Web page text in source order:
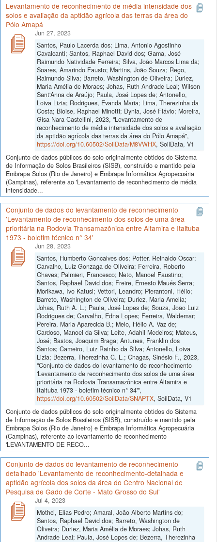
Levantamento de reconhecimento de média intensidade dos
solos e avaliação da aptidão agrícola das terras da área do
Pólo Amapá
Jun 27, 2023
Santos, Paulo Lacerda dos; Lima, Antonio Agostinho
Cavalcanti; Santos, Raphael David dos; Gama, José
Raimundo Natividade Ferreira; Silva, João Marcos Lima da;
Soares, Amarindo Fausto; Martins, João Souza; Rego,
Raimundo Silva; Barreto, Washington de Oliveira; Duriez,
Maria Amélia de Moraes; Johas, Ruth Andrade Leal; Wilson
Sant'Anna de Araújo; Paula, José Lopes de; Antonello,
Loiva Lizia; Rodrigues, Evanda Maria; Lima, Therezinha da
Costa; Bloise, Raphael Minotti; Dynia, José Flávio; Moreira,
Gisa Nara Castellini, 2023, "Levantamento de
reconhecimento de média intensidade dos solos e avaliação
da aptidão agrícola das terras da área do Pólo Amapá",
https://doi.org/10.60502/SoilData/M8VWHX, SoilData, V1
Conjunto de dados públicos do solo originalmente obtidos do Sistema
de Informação de Solos Brasileiros (SISB), construído e mantido pela
Embrapa Solos (Rio de Janeiro) e Embrapa Informática Agropecuária
(Campinas), referente ao 'Levantamento de reconhecimento de média
intensidade...
Conjunto de dados do levantamento de reconhecimento
'Levantamento de reconhecimento dos solos de uma área
prioritária na Rodovia Transamazônica entre Altamira e Itaituba
1973 - boletim técnico n° 34'
Jun 28, 2023
Santos, Humberto Goncalves dos; Potter, Reinaldo Oscar;
Carvalho, Luiz Gonzaga de Oliveira; Ferreira, Roberto
Chaves; Palmieri, Francesco; Neto, Manoel Faustino;
Santos, Raphael David dos; Freire, Ernesto Maués Serra;
Morikawa, Ivo Katusi; Vettori, Leandro; Pierantoni, Hélio;
Barreto, Washington de Oliveira; Duriez, Maria Amelia;
Johas, Ruth A. L.; Paula, José Lopes de; Souza, Joäo Luiz
Rodrigues de; Carvalho, Edna Lopes; Ferreira, Waldemar;
Pereira, Maria Aparecida B.; Melo, Hélio A. Vaz de;
Cardoso, Manoel da Silva; Leite, Adahil Medeiros; Mateus,
José; Bastos, Joaquim Braga; Antunes, Franklin dos
Santos; Cameiro, Luiz Rainho da Silva; Antonello, Loiva
Lizia; Bezerra, Therezinha C. L.; Chagas, Sinésio F., 2023,
"Conjunto de dados do levantamento de reconhecimento
'Levantamento de reconhecimento dos solos de uma área
prioritária na Rodovia Transamazônica entre Altamira e
Itaituba 1973 - boletim técnico n° 34'",
https://doi.org/10.60502/SoilData/SNAPTX, SoilData, V1
Conjunto de dados públicos do solo originalmente obtidos do Sistema
de Informação de Solos Brasileiros (SISB), construído e mantido pela
Embrapa Solos (Rio de Janeiro) e Embrapa Informática Agropecuária
(Campinas), referente ao levantamento de reconhecimento
'LEVANTAMENTO DE RECO...
Conjunto de dados do levantamento de reconhecimento
detalhado 'Levantamento de reconhecimento-detalhada e
aptidão agrícola dos solos da área do Centro Nacional de
Pesquisa de Gado de Corte - Mato Grosso do Sul'
Jul 4, 2023
Mothci, Elias Pedro; Amaral, João Alberto Martins do;
Santos, Raphael David dos; Barreto, Washington de
Oliveira; Duriez, Maria Amélia de Moraes; Johas, Ruth
Andrade Leal; Paula, José Lopes de; Bezerra, Therezinha